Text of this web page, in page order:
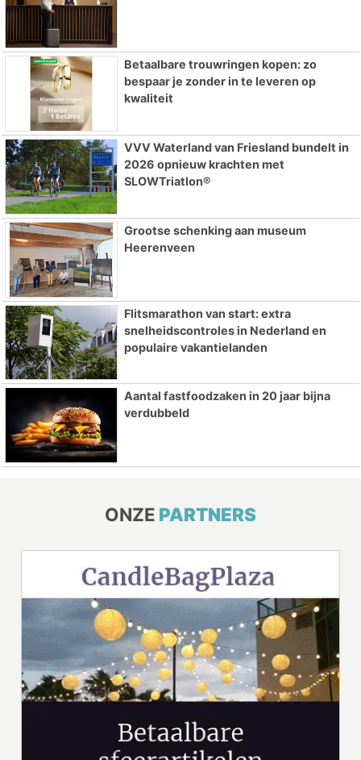
Betaalbare trouwringen kopen: zo
bespaar je zonder in te leveren op
kwaliteit
VVV Waterland van Friesland bundelt in
2026 opnieuw krachten met
SLOWTriatlon®
Grootse schenking aan museum
Heerenveen
Flitsmarathon van start: extra
snelheidscontroles in Nederland en
populaire vakantielanden
Aantal fastfoodzaken in 20 jaar bijna
verdubbeld
ONZE PARTNERS